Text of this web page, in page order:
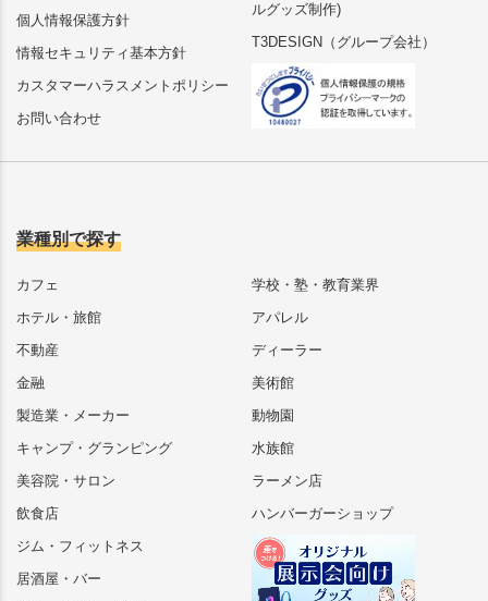
個人情報保護方針
情報セキュリティ基本方針
カスタマーハラスメントポリシー
お問い合わせ
ルグッズ制作)
T3DESIGN（グループ会社）
業種別で探す
カフェ
ホテル・旅館
不動産
金融
製造業・メーカー
キャンプ・グランピング
美容院・サロン
飲食店
ジム・フィットネス
居酒屋・バー
学校・塾・教育業界
アパレル
ディーラー
美術館
動物園
水族館
ラーメン店
ハンバーガーショップ